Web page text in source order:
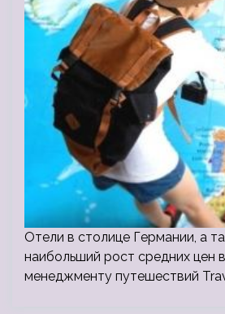
Отели в столице Германии, а
наибольший рост средних цен
менеджменту путешествий